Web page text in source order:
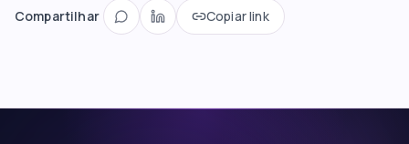
Compartilhar Copiar link